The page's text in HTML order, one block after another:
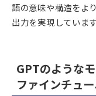
語の意味や構造をよ
出力を実現しています
GPTのような
ファインチュ